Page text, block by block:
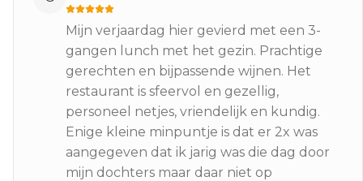
Mijn verjaardag hier gevierd met een 3-
gangen lunch met het gezin. Prachtige
gerechten en bijpassende wijnen. Het
restaurant is sfeervol en gezellig,
personeel netjes, vriendelijk en kundig.
Enige kleine minpuntje is dat er 2x was
aangegeven dat ik jarig was die dag door
mijn dochters maar daar niet op